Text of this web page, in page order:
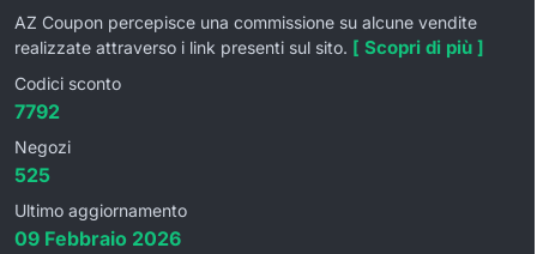
AZ Coupon percepisce una commissione su alcune vendite
realizzate attraverso i link presenti sul sito. [ Scopri di più ]
Codici sconto
7792
Negozi
525
Ultimo aggiornamento
09 Febbraio 2026